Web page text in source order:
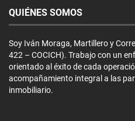
QUIÉNES SOMOS
Soy Iván Moraga, Martillero y
422 – COCICH). Trabajo con un
orientado al éxito de cada
acompañamiento integral a las
inmobiliario.